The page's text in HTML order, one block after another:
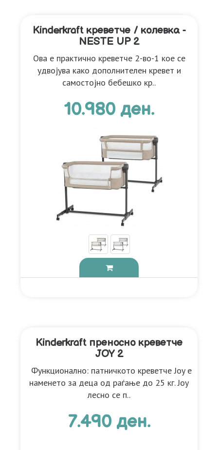
Kinderkraft креветче / колевка -
NESTE UP 2
Ова е практично креветче 2-во-1 кое се
удвојува како дополнителен кревет и
самостојно бебешко кр..
10.980 ден.
Kinderkraft преносно креветче
JOY 2
Функционално: патничкото креветче Joy е
наменето за деца од раѓање до 25 кг. Joy
лесно се п..
7.490 ден.